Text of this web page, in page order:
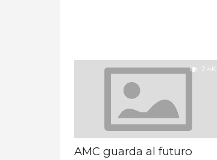
2.4K
AMC guarda al futuro